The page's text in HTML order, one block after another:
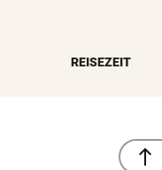
REISEZEIT
north